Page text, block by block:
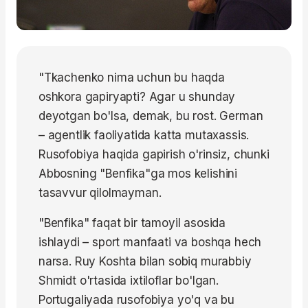
"Tkachenko nima uchun bu haqda
oshkora gapiryapti? Agar u shunday
deyotgan bo'lsa, demak, bu rost. German
– agentlik faoliyatida katta mutaxassis.
Rusofobiya haqida gapirish o'rinsiz, chunki
Abbosning "Benfika"ga mos kelishini
tasavvur qilolmayman.
"Benfika" faqat bir tamoyil asosida
ishlaydi – sport manfaati va boshqa hech
narsa. Ruy Koshta bilan sobiq murabbiy
Shmidt o'rtasida ixtiloflar bo'lgan.
Portugaliyada rusofobiya yo'q va bu